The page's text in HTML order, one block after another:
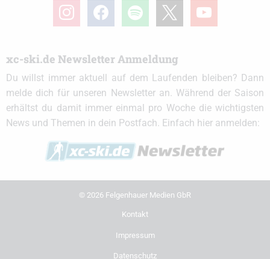
instagramfacebook spotify youtube
xc-ski.de Newsletter Anmeldung
Du willst immer aktuell auf dem Laufenden bleiben? Dann
melde dich für unseren Newsletter an. Während der Saison
erhältst du damit immer einmal pro Woche die wichtigsten
News und Themen in dein Postfach. Einfach hier anmelden:
© 2026 Felgenhauer Medien GbR
Kontakt
Impressum
Datenschutz